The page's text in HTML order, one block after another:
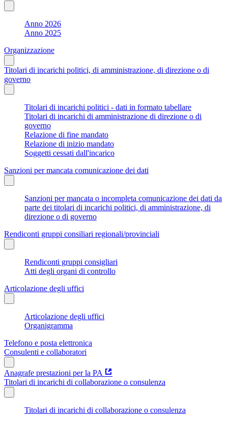
Anno 2026
Anno 2025
Organizzazione
Titolari di incarichi politici, di amministrazione, di direzione o di
governo
Titolari di incarichi politici - dati in formato tabellare
Titolari di incarichi di amministrazione di direzione o di
governo
Relazione di fine mandato
Relazione di inizio mandato
Soggetti cessati dall'incarico
Sanzioni per mancata comunicazione dei dati
Sanzioni per mancata o incompleta comunicazione dei dati da
parte dei titolari di incarichi politici, di amministrazione, di
direzione o di governo
Rendiconti gruppi consiliari regionali/provinciali
Rendiconti gruppi consigliari
Atti degli organi di controllo
Articolazione degli uffici
Articolazione degli uffici
Organigramma
Telefono e posta elettronica
Consulenti e collaboratori
Anagrafe prestazioni per la PA
Titolari di incarichi di collaborazione o consulenza
Titolari di incarichi di collaborazione o consulenza